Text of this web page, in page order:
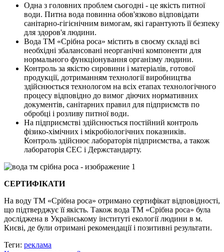
Одна з головних проблем сьогодні - це якість питної
води. Питна вода повинна обов'язково відповідати
санітарно-гігієнічним вимогам, які гарантують її безпеку
для здоров'я людини.
Вода ТМ «Срібна роса» містить в своєму складі всі
необхідні збалансовані неорганічні компоненти для
нормального функціонування організму людини.
Контроль за якістю сировини і матеріалів, готової
продукції, дотриманням технології виробництва
здійснюється технологом на всіх етапах технологічного
процесу відповідно до вимог діючих нормативних
документів, санітарних правил для підприємств по
обробці і розливу питної води.
На підприємстві здійснюється постійний контроль
фізико-хімічних і мікробіологічних показників.
Контроль здійснює лабораторія підприємства, а також
лабораторія СЕС і Держстандарту.
СЕРТИФІКАТИ
На воду ТМ «Срібна роса» отримано сертифікат відповідності,
що підтверджує її якість. Також вода ТМ «Срібна роса» була
досліджена в Українському інституті екології людини в м.
Києві, де були отримані рекомендації і позитивні результати.
Теги: реклама